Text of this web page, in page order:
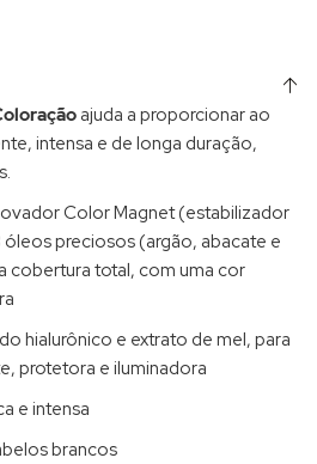
ajuda a proporcionar ao
intensa e de longa duração,
Color Magnet (estabilizador
preciosos (argão, abacate e
cobertura total, com uma cor
hialurônico e extrato de mel, para
protetora e iluminadora
e intensa
brancos